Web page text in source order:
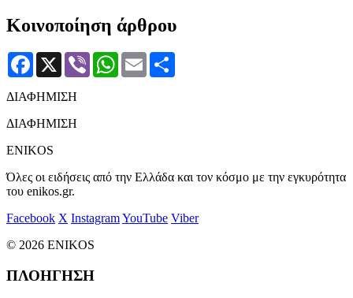
Κοινοποίηση άρθρου
Facebook
X Viber WhatsApp
Email
ΔΙΑΦΗΜΙΣΗ
ΔΙΑΦΗΜΙΣΗ
ENIKOS
Όλες οι ειδήσεις από την Ελλάδα και τον κόσμο με την εγκυρότητα
του enikos.gr.
Facebook X InstagramYouTube Viber
© 2026 ENIKOS
ΠΛΟΗΓΗΣΗ